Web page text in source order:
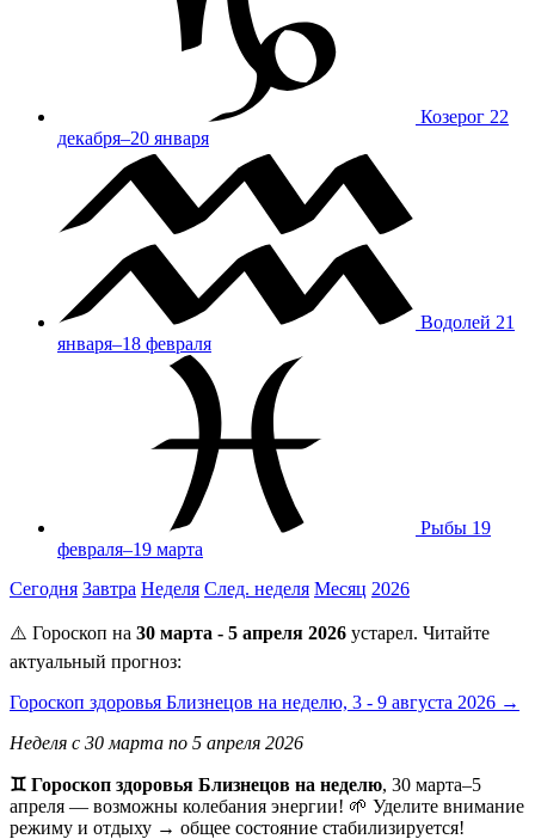
Козерог 22
декабря–20 января
Водолей 21
января–18 февраля
Рыбы 19
февраля–19 марта
Сегодня Завтра Неделя След. неделя Месяц 2026
⚠️ Гороскоп на 30 марта - 5 апреля 2026 устарел. Читайте
актуальный прогноз:
Гороскоп здоровья Близнецов на неделю, 3 - 9 августа 2026 →
Неделя с 30 марта по 5 апреля 2026
♊ Гороскоп здоровья Близнецов на неделю, 30 марта–5
апреля — возможны колебания энергии! 🌱 Уделите внимание
режиму и отдыху → общее состояние стабилизируется!